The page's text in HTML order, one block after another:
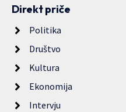
Direkt priče
Politika
Društvo
Kultura
Ekonomija
Intervju